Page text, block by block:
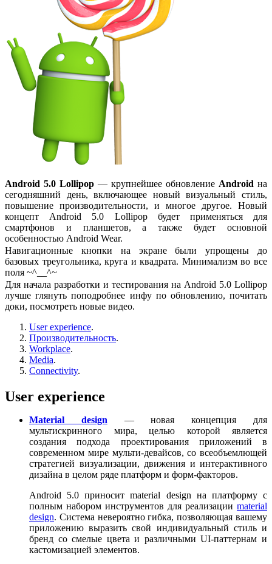
Android 5.0 Lollipop — крупнейшее обновление Android на
сегодняшний день, включающее новый визуальный стиль,
повышение производительности, и многое другое. Новый
концепт Android 5.0 Lollipop будет применяться для
смартфонов и планшетов, а также будет основной
особенностью Android Wear.
Навигационные кнопки на экране были упрощены до
базовых треугольника, круга и квадрата. Минимализм во все
поля ~^__^~
Для начала разработки и тестирования на Android 5.0 Lollipop
лучше глянуть поподробнее инфу по обновлению, почитать
доки, посмотреть новые видео.
User experience.
Производительность.
Workplace.
Media.
Connectivity.
User experience
Material design — новая концепция для
мультискринного мира, целью которой является
создания подхода проектирования приложений в
современном мире мульти-девайсов, со всеобъемлющей
стратегией визуализации, движения и интерактивного
дизайна в целом ряде платформ и форм-факторов.
Android 5.0 приносит material design на платформу с
полным набором инструментов для реализации material
design. Система невероятно гибка, позволяющая вашему
приложению выразить свой индивидуальный стиль и
бренд со смелые цвета и различными UI-паттернам и
кастомизацией элементов.